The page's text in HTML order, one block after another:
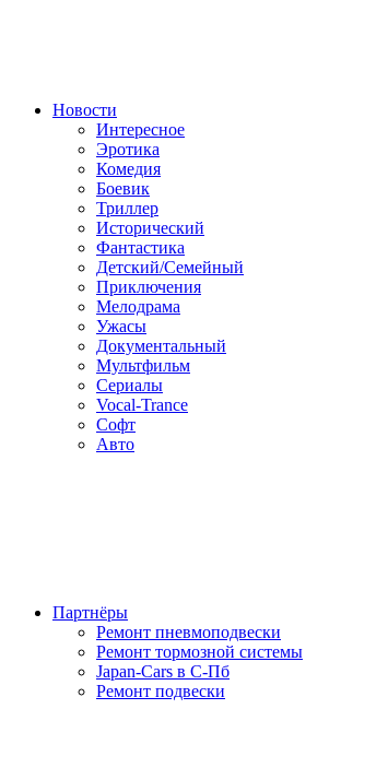
Новости
Интересное
Эротика
Комедия
Боевик
Триллер
Исторический
Фантастика
Детский/Семейный
Приключения
Мелодрама
Ужасы
Документальный
Мультфильм
Сериалы
Vocal-Trance
Софт
Авто
Партнёры
Ремонт пневмоподвески
Ремонт тормозной системы
Japan-Cars в С-Пб
Ремонт подвески